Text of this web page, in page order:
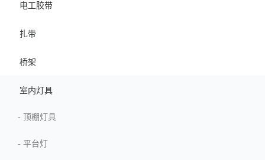
电工胶带
扎带
桥架
室内灯具
- 顶棚灯具
- 平台灯